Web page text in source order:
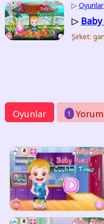
▷ Oyunlar
▷
Şirket:
Oyunlar 1